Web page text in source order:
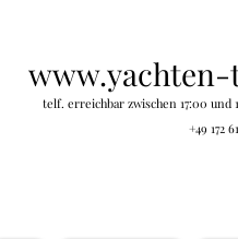
www.yachten-
telf. erreichbar zwischen 17:00
+49 172